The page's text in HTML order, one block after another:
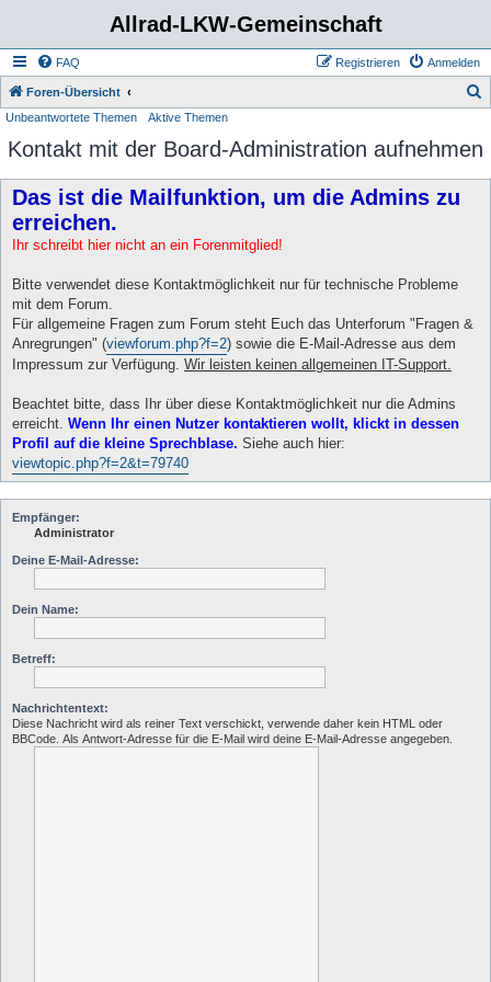
Allrad-LKW-Gemeinschaft
FAQ Anmelden
Registrieren
Foren-Übersicht
Unbeantwortete Themen Aktive Themen
Kontakt mit der Board-Administration aufnehmen
Das ist die Mailfunktion, um die Admins zu
erreichen.
Ihr schreibt hier nicht an ein Forenmitglied!
Bitte verwendet diese Kontaktmöglichkeit nur für technische Probleme
mit dem Forum.
Für allgemeine Fragen zum Forum steht Euch das Unterforum "Fragen &
Anregrungen" (viewforum.php?f=2) sowie die E-Mail-Adresse aus dem
Impressum zur Verfügung. Wir leisten keinen allgemeinen IT-Support.
Beachtet bitte, dass Ihr über diese Kontaktmöglichkeit nur die Admins
erreicht. Wenn Ihr einen Nutzer kontaktieren wollt, klickt in dessen
Profil auf die kleine Sprechblase. Siehe auch hier:
viewtopic.php?f=2&t=79740
Empfänger:
Administrator
Deine E-Mail-Adresse:
Dein Name:
Betreff:
Nachrichtentext:
Diese Nachricht wird als reiner Text verschickt, verwende daher kein HTML oder
BBCode. Als Antwort-Adresse für die E-Mail wird deine E-Mail-Adresse angegeben.